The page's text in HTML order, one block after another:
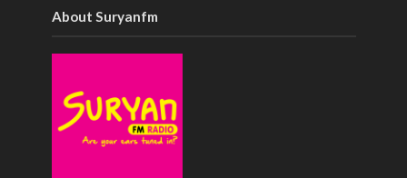
About Suryanfm